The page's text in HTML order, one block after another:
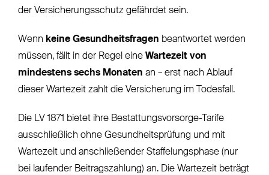
der Versicherungsschutz gefährdet sein.
Wenn keine Gesundheitsfragen beantwortet werden
müssen, fällt in der Regel eine Wartezeit von
mindestens sechs Monaten an – erst nach Ablauf
dieser Wartezeit zahlt die Versicherung im Todesfall.
Die LV 1871 bietet ihre Bestattungsvorsorge-Tarife
ausschließlich ohne Gesundheitsprüfung und mit
Wartezeit und anschließender Staffelungsphase (nur
bei laufender Beitragszahlung) an. Die Wartezeit beträgt